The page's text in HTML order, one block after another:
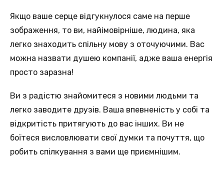
Якщо ваше серце відгукнулося саме на перше
зображення, то ви, найімовірніше, людина, яка
легко знаходить спільну мову з оточуючими. Вас
можна назвати душею компанії, адже ваша енергія
просто заразна!
Ви з радістю знайомитеся з новими людьми та
легко заводите друзів. Ваша впевненість у собі та
відкритість притягують до вас інших. Ви не
боїтеся висловлювати свої думки та почуття, що
робить спілкування з вами ще приємнішим.